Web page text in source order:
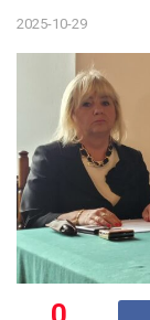
2025-10-29